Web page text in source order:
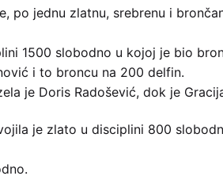
po jednu zlatnu, srebrenu i
1500 slobodno u kojoj je bio
i to broncu na 200 delfin.
je Doris Radošević, dok je
je zlato u disciplini 800